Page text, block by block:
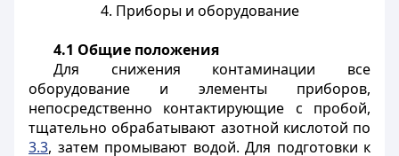
4. Приборы и оборудование
4.1 Общие положения
Для снижения контаминации все
оборудование и элементы приборов,
непосредственно контактирующие с пробой,
тщательно обрабатывают азотной кислотой по
3.3, затем промывают водой. Для подготовки к